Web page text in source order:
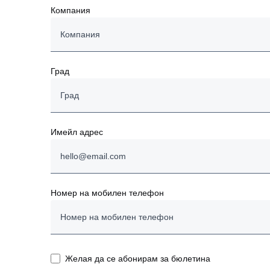
Компания
Град
Имейл адрес
Номер на мобилен телефон
Желая да се абонирам за бюлетина